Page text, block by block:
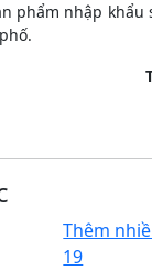
phẩm nhập
Thêm
19